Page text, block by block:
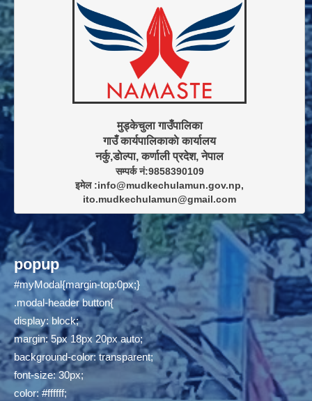
मुड्केचुला गाउँपालिका
गाउँ कार्यपालिकाकाे कार्यालय
सम्पर्क नं:9858390109
इमेल :info@mudkechulamun.gov.np,
ito.mudkechulamun@gmail.com
popup
#myModal{margin-top:0px;}
.modal-header button{
display: block;
margin: 5px 18px 20px auto;
background-color: transparent;
font-size: 30px;
color: #ffffff;